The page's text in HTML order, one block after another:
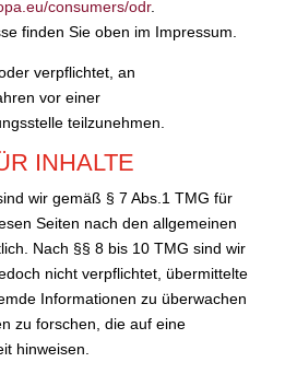
consumers/odr.
finden Sie oben im Impressum.
verpflichtet, an
vor einer
teilzunehmen.
INHALTE
wir gemäß § 7 Abs.1 TMG für
Seiten nach den allgemeinen
Nach §§ 8 bis 10 TMG sind wir
nicht verpflichtet, übermittelte
Informationen zu überwachen
zu forschen, die auf eine
hinweisen.